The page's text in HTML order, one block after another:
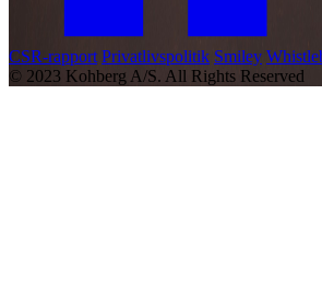
CSR-rapport Privatlivspolitik Smiley
© 2023 Kohberg A/S. All Rights Reserved